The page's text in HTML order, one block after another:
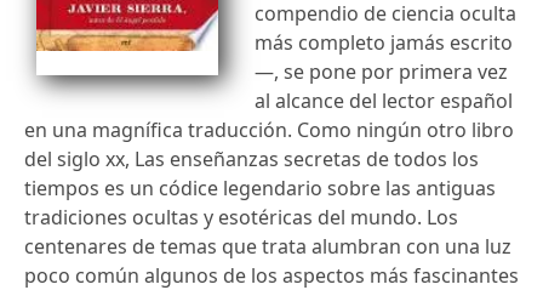
compendio de ciencia oculta
más completo jamás escrito
—, se pone por primera vez
al alcance del lector español
en una magnífica traducción. Como ningún otro libro
del siglo xx, Las enseñanzas secretas de todos los
tiempos es un códice legendario sobre las antiguas
tradiciones ocultas y esotéricas del mundo. Los
centenares de temas que trata alumbran con una luz
poco común algunos de los aspectos más fascinantes